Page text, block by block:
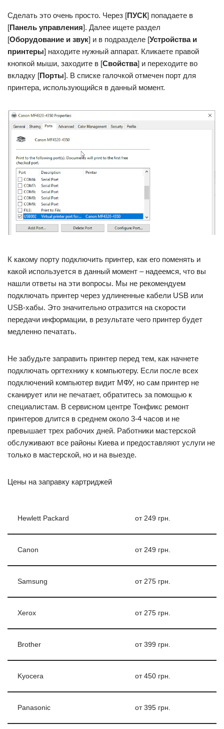
Сделать это очень просто. Через [ПУСК] попадаете в
[Панель управления]. Далее ищете раздел
[Оборудование и звук] и в подразделе [Устройства и
принтеры] находите нужный аппарат. Кликаете правой
кнопкой мыши, заходите в [Свойства] и переходите во
вкладку [Порты]. В списке галочкой отмечен порт для
принтера, использующийся в данный момент.
К какому порту подключить принтер, как его поменять и
какой используется в данный момент – надеемся, что вы
нашли ответы на эти вопросы. Мы не рекомендуем
подключать принтер через удлиненные кабели USB или
USB-хабы. Это значительно отразится на скорости
передачи информации, в результате чего принтер будет
медленно печатать.
Не забудьте заправить принтер перед тем, как начнете
подключать оргтехнику к компьютеру. Если после всех
подключений компьютер видит МФУ, но сам принтер не
сканирует или не печатает, обратитесь за помощью к
специалистам. В сервисном центре Тонфикс ремонт
принтеров длится в среднем около 3-4 часов и не
превышает трех рабочих дней. Работники мастерской
обслуживают все районы Киева и предоставляют услуги не
только в мастерской, но и на выезде.
Цены на заправку картриджей
Hewlett Packard от 249 грн.
Canon от 249 грн.
Samsung от 275 грн.
Xerox от 275 грн.
Brother от 399 грн.
Kyocera от 450 грн.
Panasonic от 395 грн.